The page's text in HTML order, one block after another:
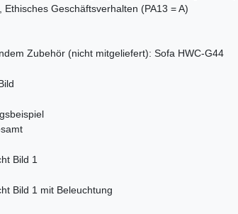
Ethisches Geschäftsverhalten (PA13 = A)
Zubehör (nicht mitgeliefert): Sofa HWC-G44